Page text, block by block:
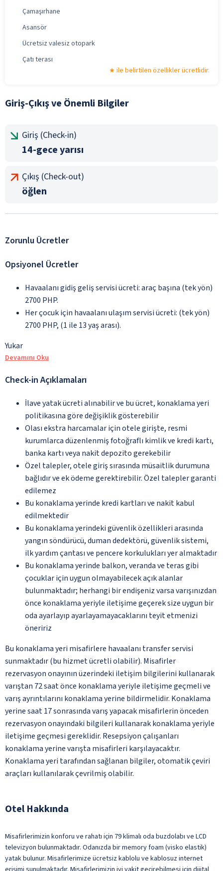
Çamaşırhane
Asansör
Ücretsiz valesiz otopark
Çatı terası
ile belirtilen özellikler ücretlidir.
Giriş-Çıkış ve Önemli Bilgiler
Giriş (Check-in)
14-gece yarısı
Çıkış (Check-out)
öğlen
Zorunlu Ücretler
Opsiyonel Ücretler
Havaalanı gidiş geliş servisi ücreti: araç başına (tek yön)
2700 PHP.
Her çocuk için havaalanı ulaşım servisi ücreti: (tek yön)
2700 PHP, (1 ile 13 yaş arası).
Yukar
Devamını Oku
Check-in Açıklamaları
İlave yatak ücreti alınabilir ve bu ücret, konaklama yeri
politikasına göre değişiklik gösterebilir
Olası ekstra harcamalar için otele girişte, resmi
kurumlarca düzenlenmiş fotoğraflı kimlik ve kredi kartı,
banka kartı veya nakit depozito gerekebilir
Özel talepler, otele giriş sırasında müsaitlik durumuna
bağlıdır ve ek ödeme gerektirebilir. Özel talepler garanti
edilemez
Bu konaklama yerinde kredi kartları ve nakit kabul
edilmektedir
Bu konaklama yerindeki güvenlik özellikleri arasında
yangın söndürücü, duman dedektörü, güvenlik sistemi,
ilk yardım çantası ve pencere korkulukları yer almaktadır
Bu konaklama yerinde balkon, veranda ve teras gibi
çocuklar için uygun olmayabilecek açık alanlar
bulunmaktadır; herhangi bir endişeniz varsa varışınızdan
önce konaklama yeriyle iletişime geçerek size uygun bir
oda ayarlayıp ayarlayamayacaklarını teyit etmenizi
öneririz
Bu konaklama yeri misafirlere havaalanı transfer servisi
sunmaktadır (bu hizmet ücretli olabilir). Misafirler
rezervasyon onayının üzerindeki iletişim bilgilerini kullanarak
varıştan 72 saat önce konaklama yeriyle iletişime geçmeli ve
varış ayrıntılarını konaklama yerine bildirmelidir. Konaklama
yerine saat 17 sonrasında varış yapacak misafirlerin önceden
rezervasyon onayındaki bilgileri kullanarak konaklama yeriyle
iletişime geçmesi gereklidir. Resepsiyon çalışanları
konaklama yerine varışta misafirleri karşılayacaktır.
Konaklama yeri tarafından sağlanan bilgiler, otomatik çeviri
araçları kullanılarak çevrilmiş olabilir.
Otel Hakkında
Misafirlerimizin konforu ve rahatı için 79 klimalı oda buzdolabı ve LCD
televizyon bulunmaktadır. Odanızda bir memory foam (visko elastik)
yatak bulunur. Misafirlerimize ücretsiz kablolu ve kablosuz internet